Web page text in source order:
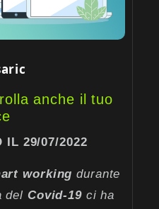
anche il tuo
IL 29/07/2022
working durante
del Covid-19ci ha